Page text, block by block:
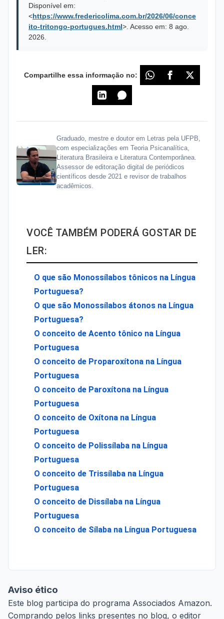
Disponível em:
<https://www.fredericolima.com.br/2026/06/conce
ito-tritongo-portugues.html>. Acesso em: 8 ago.
2026
Compartilhe essa informação no:
Graduado, mestre e doutor em Letras pela UFPB,
com especializações em Teoria Psicanalítica,
Literatura Brasileira e Literatura Contemporânea.
Assessor de editoração digital de periódicos
científicos desde 2021 e revisor de trabalhos
acadêmicos.
VOCÊ TAMBÉM PODERÁ GOSTAR DE
LER:
O que são Monossílabos tônicos na Língua
Portuguesa?
O que são Monossílabos átonos na Língua
Portuguesa?
O conceito de Acento tônico na Língua
Portuguesa
O conceito de Proparoxítona na Língua
Portuguesa
O conceito de Paroxítona na Língua
Portuguesa
O conceito de Oxítona na Língua
Portuguesa
O conceito de Polissílaba na Língua
Portuguesa
O conceito de Trissílaba na Língua
Portuguesa
O conceito de Dissílaba na Língua
Portuguesa
O conceito de Sílaba na Língua Portuguesa
Aviso ético
Este blog participa do programa Associados Amazon.
Comprando pelos links presentes no blog, o editor